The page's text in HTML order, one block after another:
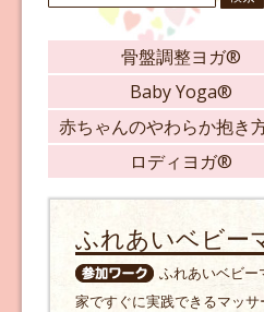
索:
骨盤調整ヨガ®
Baby Yoga®
赤ちゃんのやわらか抱き
ロディヨガ®
ふれあいベビー
ふれあいベビー
家ですぐに実践できるマッ